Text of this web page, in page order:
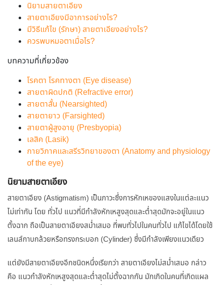
นิยามสายตาเอียง
สายตาเอียงมีอาการอย่างไร?
มีวิธีแก้ไข (รักษา) สายตาเอียงอย่างไร?
ควรพบหมอตาเมื่อไร?
บทความที่เกี่ยวข้อง
โรคตา โรคทางตา (Eye disease)
สายตาผิดปกติ (Refractive error)
สายตาสั้น (Nearsighted)
สายตายาว (Farsighted)
สายตาผู้สูงอายุ (Presbyopia)
เลสิค (Lasik)
กายวิภาคและสรีรวิทยาของตา (Anatomy and physiology
of the eye)
นิยามสายตาเอียง
สายตาเอียง (Astigmatism) เป็นภาวะซึ่งการหักเหของแสงในแต่ละแนว
ไม่เท่ากัน โดย ทั่วไป แนวที่มีกำลังหักเหสูงสุดและต่ำสุดมักจะอยู่ในแนว
ตั้งฉาก ถือเป็นสายตาเอียงสม่ำเสมอ ที่พบทั่วไปในคนทั่วไป แก้ไขได้โดยใช้
เลนส์กาบกล้วยหรือทรงกระบอก (Cylinder) ซึ่งมีกำลังเพียงแนวเดียว
แต่ยังมีสายตาเอียงอีกชนิดหนึ่งเรียกว่า สายตาเอียงไม่สม่ำเสมอ กล่าว
คือ แนวกำลังหักเหสูงสุดและต่ำสุดไม่ตั้งฉากกัน มักเกิดในคนที่เกิดแผล